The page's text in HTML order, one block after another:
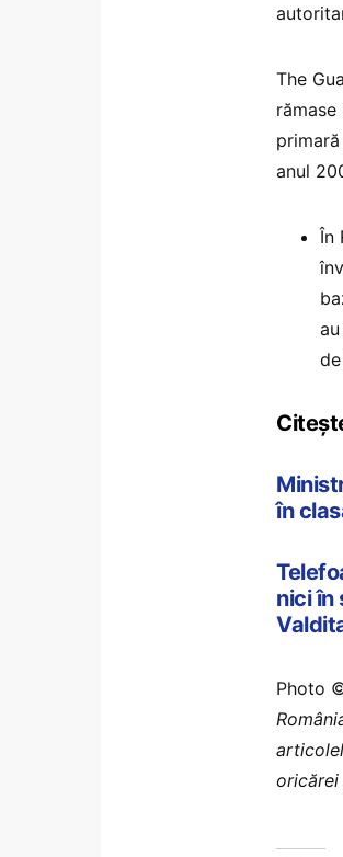
The
anul
În
de
în
nici în
Photo